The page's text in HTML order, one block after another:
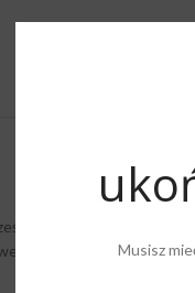
Musisz
przenikają się
muśniętą słońcem